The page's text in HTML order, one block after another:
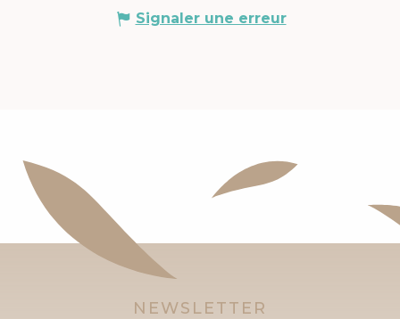
Signaler une erreur
NEWSLETTER